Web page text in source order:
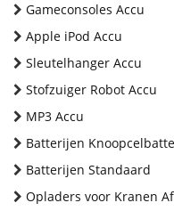
Gameconsoles Accu
Apple iPod Accu
Sleutelhanger Accu
Stofzuiger Robot Accu
MP3 Accu
Batterijen
Batterijen Standaard
Opladers voor Kranen